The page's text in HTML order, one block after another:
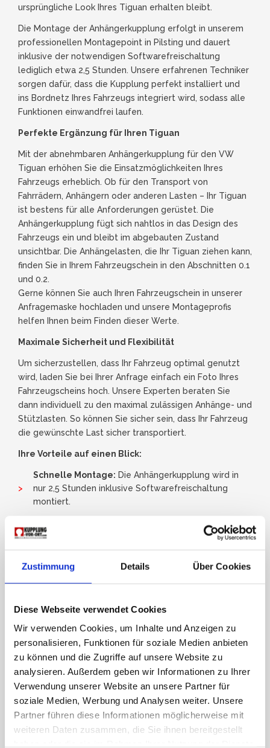
Zustimmung Details Über Cookies
Diese Webseite verwendet Cookies
Wir verwenden Cookies, um Inhalte und Anzeigen zu
personalisieren, Funktionen für soziale Medien anbieten
zu können und die Zugriffe auf unsere Website zu
analysieren. Außerdem geben wir Informationen zu Ihrer
Verwendung unserer Website an unsere Partner für
soziale Medien, Werbung und Analysen weiter. Unsere
Partner führen diese Informationen möglicherweise mit
weiteren Daten zusammen, die Sie ihnen bereitgestellt
ursprüngliche Look Ihres Tiguan erhalten bleibt.
Die Montage der Anhängerkupplung erfolgt in unserem
professionellen Montagepoint in Pilsting und dauert
inklusive der notwendigen Softwarefreischaltung
lediglich etwa 2,5 Stunden. Unsere erfahrenen Techniker
sorgen dafür, dass die Kupplung perfekt installiert und
ins Bordnetz Ihres Fahrzeugs integriert wird, sodass alle
Funktionen einwandfrei laufen.
Perfekte Ergänzung für Ihren Tiguan
Mit der abnehmbaren Anhängerkupplung für den VW
Tiguan erhöhen Sie die Einsatzmöglichkeiten Ihres
Fahrzeugs erheblich. Ob für den Transport von
Fahrrädern, Anhängern oder anderen Lasten – Ihr Tiguan
ist bestens für alle Anforderungen gerüstet. Die
Anhängerkupplung fügt sich nahtlos in das Design des
Fahrzeugs ein und bleibt im abgebauten Zustand
unsichtbar. Die Anhängelasten, die Ihr Tiguan ziehen kann,
finden Sie in Ihrem Fahrzeugschein in den Abschnitten 0.1
und 0.2.
Gerne können Sie auch Ihren Fahrzeugschein in unserer
Anfragemaske hochladen und unsere Montageprofis
helfen Ihnen beim Finden dieser Werte.
Maximale Sicherheit und Flexibilität
Um sicherzustellen, dass Ihr Fahrzeug optimal genutzt
wird, laden Sie bei Ihrer Anfrage einfach ein Foto Ihres
Fahrzeugscheins hoch. Unsere Experten beraten Sie
dann individuell zu den maximal zulässigen Anhänge- und
Stützlasten. So können Sie sicher sein, dass Ihr Fahrzeug
die gewünschte Last sicher transportiert.
Ihre Vorteile auf einen Blick:
Schnelle Montage: Die Anhängerkupplung wird in
nur 2,5 Stunden inklusive Softwarefreischaltung
montiert.
keine sichtbaren Komponenten zu erkennen.
Flexibilität:Ideal für den Transport von Fahrrädern,
Anhängern und mehr.
Individuelle Beratung:Wir beraten Sie auf Basis
Pilsting
Unser Montagepoint befindet sich direkt an der
Autobahn A92(Ausfahrt 22) und derBundesstraße B20
bei Landau an der Isar. Einfach erreichbar und mit einem
schnellen, professionellen Service – Kupplung vor Ort ist
Ihr Spezialist für Anhängerkupplungen.
Rundum-Sorglos-Paket – Komfort und Genuss
während der Montage